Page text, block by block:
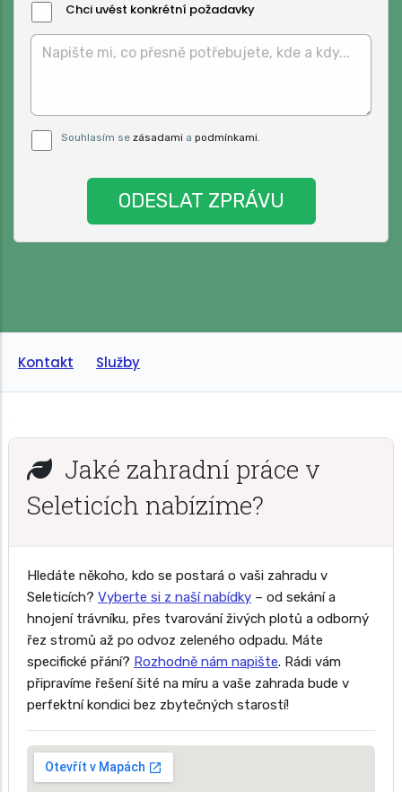
Chci uvést konkrétní požadavky
Zprávy:
Pro odeslání musite odsouhlasit naše
podmínky.
Souhlasím se zásadami a podmínkami.
Kontakt Služby
Jaké zahradní práce v
Seleticích nabízíme?
Hledáte někoho, kdo se postará o vaši zahradu v
Seleticích? Vyberte si z naší nabídky – od sekání a
hnojení trávníku, přes tvarování živých plotů a odborný
řez stromů až po odvoz zeleného odpadu. Máte
specifické přání? Rozhodně nám napište. Rádi vám
připravíme řešení šité na míru a vaše zahrada bude v
perfektní kondici bez zbytečných starostí!